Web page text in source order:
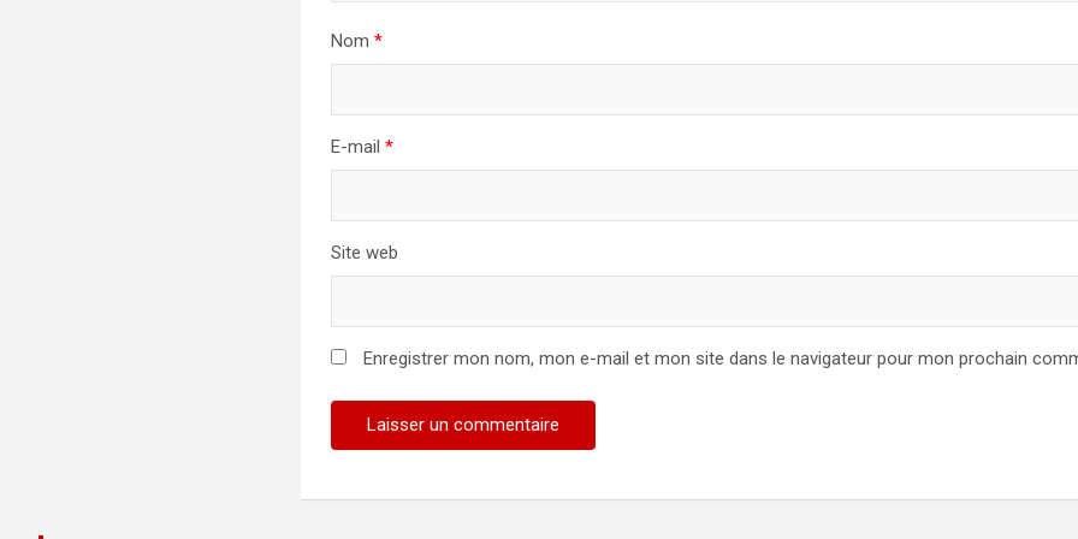
Nom*
E-mail*
Site web
Enregistrer mon nom, mon e-mail et mon site dans le navigateur pour mon prochain